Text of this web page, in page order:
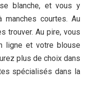
blanche, et vous y
manches courtes. Au
trouver. Au pire, vous
ligne et votre blouse
plus de choix dans
spécialisés dans la